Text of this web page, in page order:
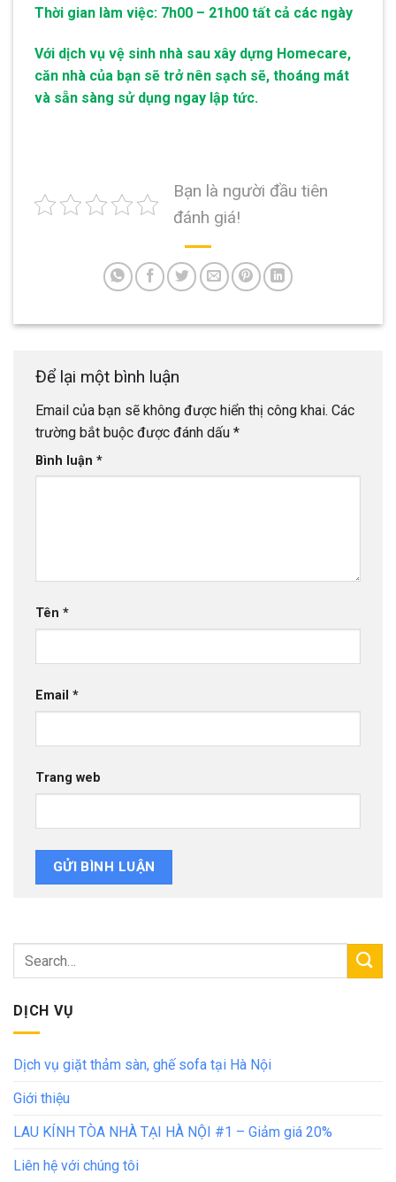
Thời gian làm việc: 7h00 – 21h00 tất cả các ngày
Với dịch vụ vệ sinh nhà sau xây dựng Homecare,
căn nhà của bạn sẽ trở nên sạch sẽ, thoáng mát
và sẵn sàng sử dụng ngay lập tức.
Bạn là người đầu tiên
đánh giá!
Để lại một bình luận
Email của bạn sẽ không được hiển thị công khai. Các
trường bắt buộc được đánh dấu *
Bình luận *
Tên *
Email *
Trang web
DỊCH VỤ
Dịch vụ giặt thảm sàn, ghế sofa tại Hà Nội
Giới thiệu
LAU KÍNH TÒA NHÀ TẠI HÀ NỘI #1 – Giảm giá 20%
Liên hệ với chúng tôi